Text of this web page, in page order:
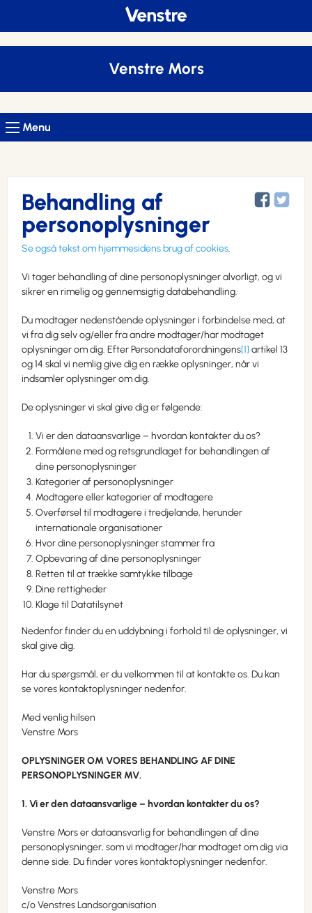
Venstre Mors
Menu
Behandling af
personoplysninger
Se også tekst om hjemmesidens brug af cookies.
Vi tager behandling af dine personoplysninger alvorligt, og vi
sikrer en rimelig og gennemsigtig databehandling.
Du modtager nedenstående oplysninger i forbindelse med, at
vi fra dig selv og/eller fra andre modtager/har modtaget
oplysninger om dig. Efter Persondataforordningens[1] artikel 13
og 14 skal vi nemlig give dig en række oplysninger, når vi
indsamler oplysninger om dig.
De oplysninger vi skal give dig er følgende:
Vi er den dataansvarlige – hvordan kontakter du os?
Formålene med og retsgrundlaget for behandlingen af
dine personoplysninger
Kategorier af personoplysninger
Modtagere eller kategorier af modtagere
Overførsel til modtagere i tredjelande, herunder
internationale organisationer
Hvor dine personoplysninger stammer fra
Opbevaring af dine personoplysninger
Retten til at trække samtykke tilbage
Dine rettigheder
Klage til Datatilsynet
Nedenfor finder du en uddybning i forhold til de oplysninger, vi
skal give dig.
Har du spørgsmål, er du velkommen til at kontakte os. Du kan
se vores kontaktoplysninger nedenfor.
Med venlig hilsen
Venstre Mors
OPLYSNINGER OM VORES BEHANDLING AF DINE
PERSONOPLYSNINGER MV.
1. Vi er den dataansvarlige – hvordan kontakter du os?
Venstre Mors er dataansvarlig for behandlingen af dine
personoplysninger, som vi modtager/har modtaget om dig via
denne side. Du finder vores kontaktoplysninger nedenfor.
Venstre Mors
c/o Venstres Landsorganisation